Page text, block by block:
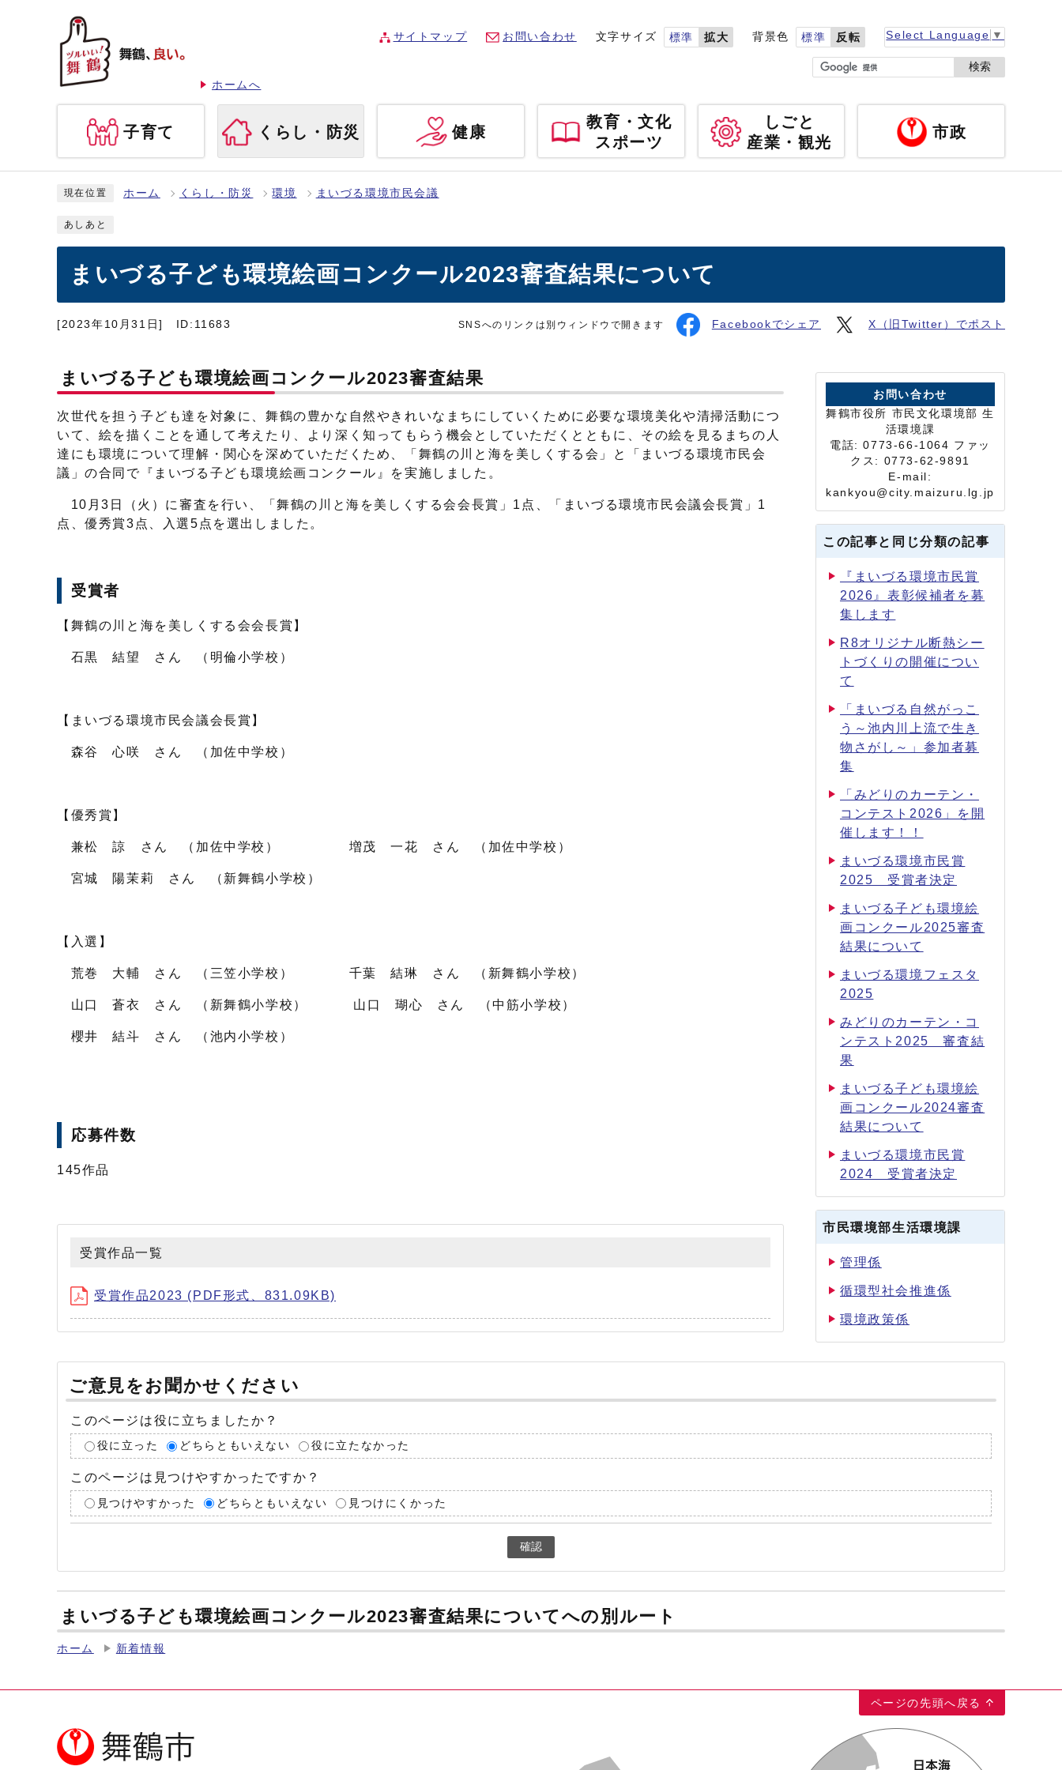
ホームへ
サイトマップ お問い合わせ 文字サイズ 標準 拡大 背景色 標準 反転 Select Language ▼
検索
子育て くらし・防災 健康
教育・文化
スポーツ
しごと
産業・観光
市政
現在位置 ホーム くらし・防災 環境 まいづる環境市民会議
あしあと
まいづる子ども環境絵画コンクール2023審査結果について
[2023年10月31日] ID:11683 SNSへのリンクは別ウィンドウで開きます Facebookでシェア X（旧Twitter）でポスト
まいづる子ども環境絵画コンクール2023審査結果
次世代を担う子ども達を対象に、舞鶴の豊かな自然やきれいなまちにしていくために必要な環境美化や清掃活動につ
いて、絵を描くことを通して考えたり、より深く知ってもらう機会としていただくとともに、その絵を見るまちの人
達にも環境について理解・関心を深めていただくため、「舞鶴の川と海を美しくする会」と「まいづる環境市民会
議」の合同で『まいづる子ども環境絵画コンクール』を実施しました。
10月3日（火）に審査を行い、「舞鶴の川と海を美しくする会会長賞」1点、「まいづる環境市民会議会長賞」1
点、優秀賞3点、入選5点を選出しました。
受賞者
【舞鶴の川と海を美しくする会会長賞】
石黒 結望 さん （明倫小学校）
【まいづる環境市民会議会長賞】
森谷 心咲 さん （加佐中学校）
【優秀賞】
兼松 諒 さん （加佐中学校） 増茂 一花 さん （加佐中学校）
宮城 陽茉莉 さん （新舞鶴小学校）
【入選】
荒巻 大輔 さん （三笠小学校） 千葉 結琳 さん （新舞鶴小学校）
山口 蒼衣 さん （新舞鶴小学校） 山口 瑚心 さん （中筋小学校）
櫻井 結斗 さん （池内小学校）
応募件数
145作品
受賞作品一覧
受賞作品2023 (PDF形式、831.09KB)
お問い合わせ
舞鶴市役所 市民文化環境部 生
活環境課
電話: 0773-66-1064 ファッ
クス: 0773-62-9891
E-mail:
kankyou@city.maizuru.lg.jp
この記事と同じ分類の記事
『まいづる環境市民賞
2026』表彰候補者を募
集します
R8オリジナル断熱シー
トづくりの開催につい
て
「まいづる自然がっこ
う～池内川上流で生き
物さがし～」参加者募
集
「みどりのカーテン・
コンテスト2026」を開
催します！！
まいづる環境市民賞
2025 受賞者決定
まいづる子ども環境絵
画コンクール2025審査
結果について
まいづる環境フェスタ
2025
みどりのカーテン・コ
ンテスト2025 審査結
果
まいづる子ども環境絵
画コンクール2024審査
結果について
まいづる環境市民賞
2024 受賞者決定
市民環境部生活環境課
管理係
循環型社会推進係
環境政策係
ご意見をお聞かせください
このページは役に立ちましたか？
役に立った どちらともいえない 役に立たなかった
このページは見つけやすかったですか？
見つけやすかった どちらともいえない 見つけにくかった
確認
まいづる子ども環境絵画コンクール2023審査結果についてへの別ルート
ホーム 新着情報
ページの先頭へ戻る